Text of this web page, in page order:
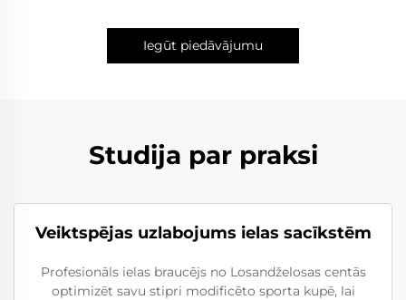
Iegūt piedāvājumu
Studija par praksi
Veiktspējas uzlabojums ielas sacīkstēm
Profesionāls ielas braucējs no Losandželosas centās
optimizēt savu stipri modificēto sporta kupē, lai